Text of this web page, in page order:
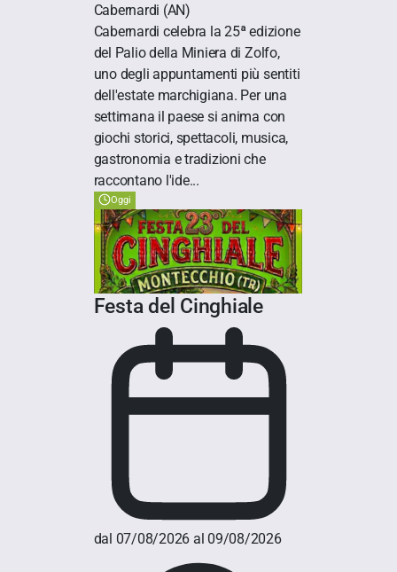
Cabernardi (AN)
Cabernardi celebra la 25ª edizione
del Palio della Miniera di Zolfo,
uno degli appuntamenti più sentiti
dell'estate marchigiana. Per una
settimana il paese si anima con
giochi storici, spettacoli, musica,
gastronomia e tradizioni che
raccontano l'ide...
Oggi
Festa del Cinghiale
dal 07/08/2026 al 09/08/2026